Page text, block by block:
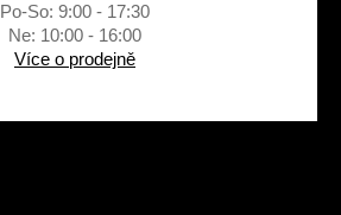
Po-So: 9:00 - 17:30
Ne: 10:00 - 16:00
Více o prodejně